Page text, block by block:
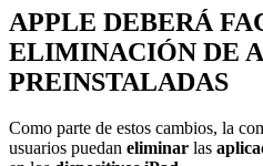
APPLE DEBERÁ
ELIMINACIÓN DE
PREINSTALADAS
Como parte de estos cambios, la
usuarios puedan eliminar las